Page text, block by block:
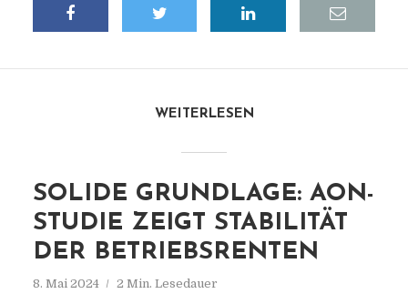
WEITERLESEN
SOLIDE GRUNDLAGE: AON-
STUDIE ZEIGT STABILITÄT
DER BETRIEBSRENTEN
8. Mai 2024 2 Min. Lesedauer